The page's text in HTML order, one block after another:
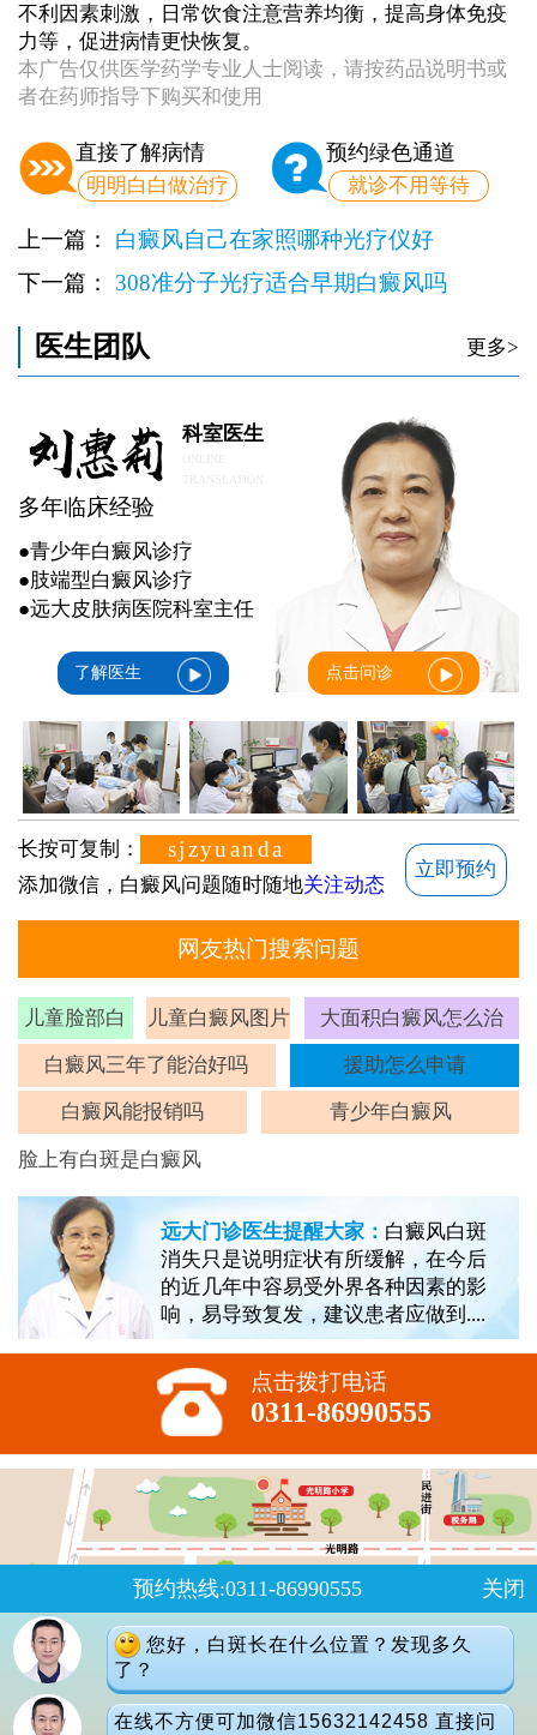
不利因素刺激，日常饮食注意营养均衡，提高身体免疫
力等，促进病情更快恢复。
本广告仅供医学药学专业人士阅读，请按药品说明书或
者在药师指导下购买和使用
直接了解病情
明明白白做治疗
预约绿色通道
就诊不用等待
上一篇： 白癜风自己在家照哪种光疗仪好
下一篇： 308准分子光疗适合早期白癜风吗
医生团队 更多>
科室医生
多年临床经验
●青少年白癜风诊疗
●肢端型白癜风诊疗
●远大皮肤病医院科室主任
了解医生 点击问诊
长按可复制： sjzyuanda
添加微信，白癜风问题随时随地关注动态
立即预约
网友热门搜索问题
儿童脸部白
斑
儿童白癜风图片 大面积白癜风怎么治
白癜风三年了能治好吗 援助怎么申请
白癜风能报销吗 青少年白癜风
脸上有白斑是白癜风
远大门诊医生提醒大家： 白癜风白斑
消失只是说明症状有所缓解，在今后
的近几年中容易受外界各种因素的影
响，易导致复发，建议患者应做到....
点击拨打电话
0311-86990555
预约热线:0311-86990555 关闭
您好，白斑长在什么位置？发现多久
了？
在线不方便可加微信15632142458 直接问